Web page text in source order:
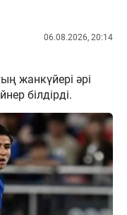
06.08.2026, 20:14
жанкүйері әрі
білдірді.